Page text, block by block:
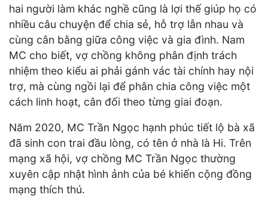
hai người làm khác nghề cũng là lợi thế giúp họ có
nhiều câu chuyện để chia sẻ, hỗ trợ lẫn nhau và
cùng cân bằng giữa công việc và gia đình. Nam
MC cho biết, vợ chồng không phân định trách
nhiệm theo kiểu ai phải gánh vác tài chính hay nội
trợ, mà cùng ngồi lại để phân chia công việc một
cách linh hoạt, cân đối theo từng giai đoạn.
Năm 2020, MC Trần Ngọc hạnh phúc tiết lộ bà xã
đã sinh con trai đầu lòng, có tên ở nhà là Hi. Trên
mạng xã hội, vợ chồng MC Trần Ngọc thường
xuyên cập nhật hình ảnh của bé khiến cộng đồng
mạng thích thú.